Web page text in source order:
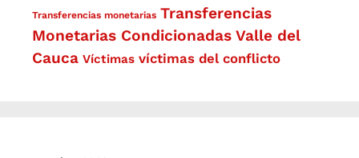
Transferencias monetarias Transferencias
Monetarias Condicionadas Valle del
Cauca Víctimas víctimas del conflicto